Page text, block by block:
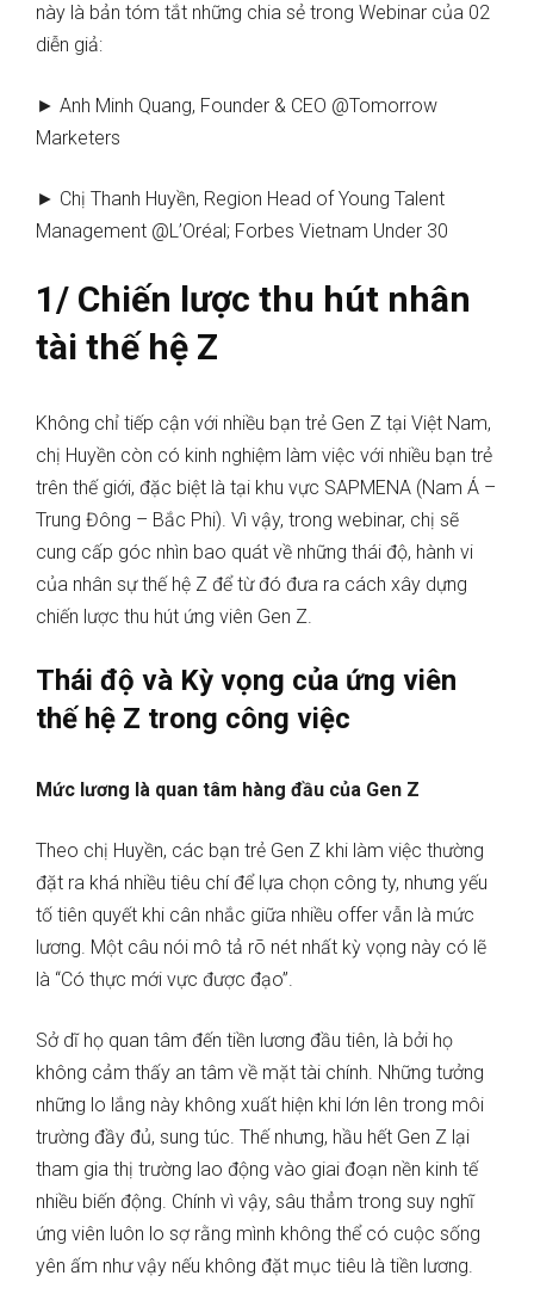
này là bản tóm tắt những chia sẻ trong Webinar của 02
diễn giả:
► Anh Minh Quang, Founder & CEO @Tomorrow
Marketers
► Chị Thanh Huyền, Region Head of Young Talent
Management @L’Oréal; Forbes Vietnam Under 30
1/ Chiến lược thu hút nhân
tài thế hệ Z
Không chỉ tiếp cận với nhiều bạn trẻ Gen Z tại Việt Nam,
chị Huyền còn có kinh nghiệm làm việc với nhiều bạn trẻ
trên thế giới, đặc biệt là tại khu vực SAPMENA (Nam Á –
Trung Đông – Bắc Phi). Vì vậy, trong webinar, chị sẽ
cung cấp góc nhìn bao quát về những thái độ, hành vi
của nhân sự thế hệ Z để từ đó đưa ra cách xây dựng
chiến lược thu hút ứng viên Gen Z.
Thái độ và Kỳ vọng của ứng viên
thế hệ Z trong công việc
Mức lương là quan tâm hàng đầu của Gen Z
Theo chị Huyền, các bạn trẻ Gen Z khi làm việc thường
đặt ra khá nhiều tiêu chí để lựa chọn công ty, nhưng yếu
tố tiên quyết khi cân nhắc giữa nhiều offer vẫn là mức
lương. Một câu nói mô tả rõ nét nhất kỳ vọng này có lẽ
là “Có thực mới vực được đạo”.
Sở dĩ họ quan tâm đến tiền lương đầu tiên, là bởi họ
không cảm thấy an tâm về mặt tài chính. Những tưởng
những lo lắng này không xuất hiện khi lớn lên trong môi
trường đầy đủ, sung túc. Thế nhưng, hầu hết Gen Z lại
tham gia thị trường lao động vào giai đoạn nền kinh tế
nhiều biến động. Chính vì vậy, sâu thẳm trong suy nghĩ
ứng viên luôn lo sợ rằng mình không thể có cuộc sống
yên ấm như vậy nếu không đặt mục tiêu là tiền lương.